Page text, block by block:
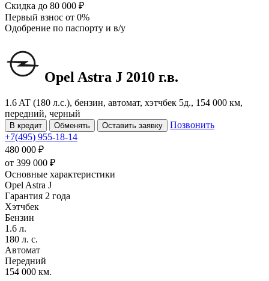
Скидка до 80 000 ₽
Первый взнос от 0%
Одобрение по паспорту и в/у
Opel Astra J 2010 г.в.
1.6 AT (180 л.с.), бензин, автомат, хэтчбек 5д., 154 000 км,
передний, черный
В кредит Обменять Оставить заявку
Позвонить
+7(495) 955-18-14
480 000 ₽
от 399 000 ₽
Основные характеристики
Opel Astra J
Гарантия 2 года
Хэтчбек
Бензин
1.6 л.
180 л. с.
Автомат
Передний
154 000 км.